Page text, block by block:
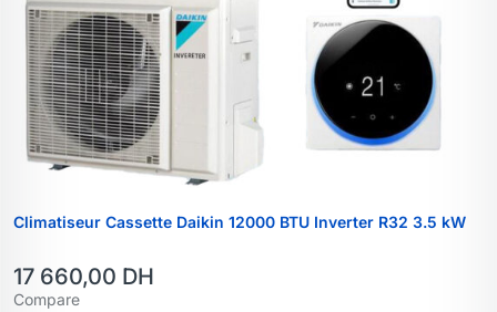
Climatiseur Cassette Daikin 12000 BTU Inverter R32 3.5 kW
17 660,00 DH
Compare